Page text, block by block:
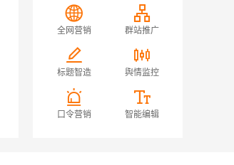
全网营销 群站推广
标题智造 舆情监控
口令营销 智能编辑